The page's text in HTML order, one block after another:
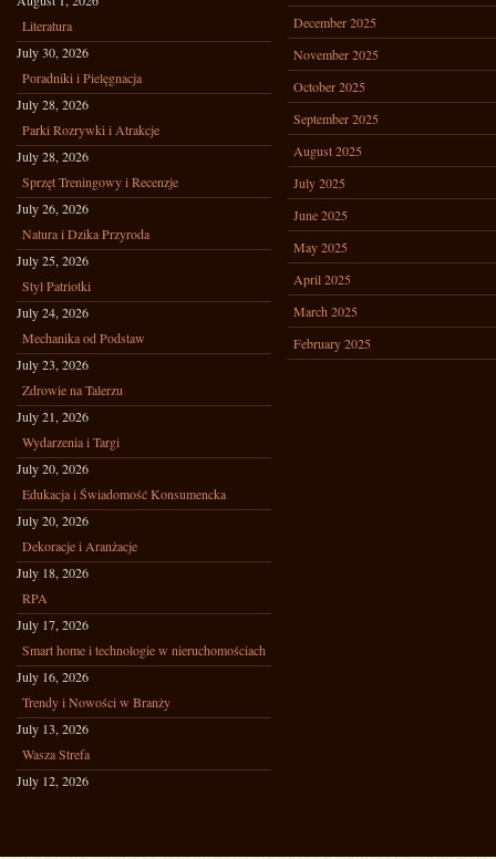
Literatura
July 30, 2026
Poradniki i Pielęgnacja
July 28, 2026
Parki Rozrywki i Atrakcje
July 28, 2026
Sprzęt Treningowy i Recenzje
July 26, 2026
Natura i Dzika Przyroda
July 25, 2026
Styl Patriotki
July 24, 2026
Mechanika od Podstaw
July 23, 2026
Zdrowie na Talerzu
July 21, 2026
Wydarzenia i Targi
July 20, 2026
Edukacja i Świadomość Konsumencka
July 20, 2026
Dekoracje i Aranżacje
July 18, 2026
RPA
July 17, 2026
Smart home i technologie w nieruchomościach
July 16, 2026
Trendy i Nowości w Branży
July 13, 2026
Wasza Strefa
July 12, 2026
December 2025
November 2025
October 2025
September 2025
August 2025
July 2025
June 2025
May 2025
April 2025
March 2025
February 2025